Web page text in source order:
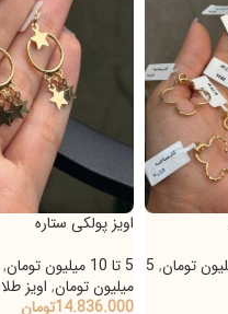
,
5
اویز پولکی ستاره
5 تا 10 میلیون تومان
,
میلیون تومان, اویز طلا
14.836.000تومان